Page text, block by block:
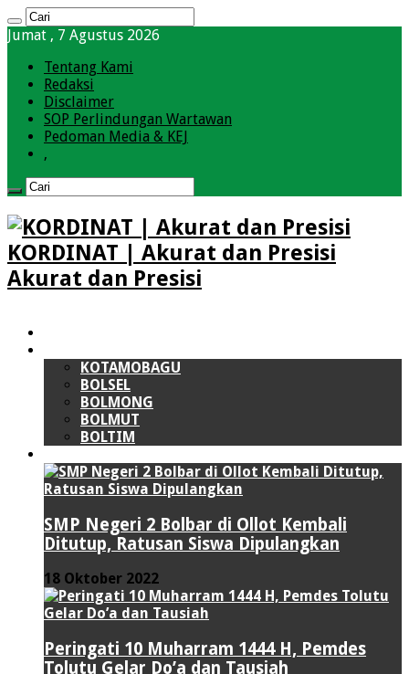
Jumat , 7 Agustus 2026
Tentang Kami
Redaksi
Disclaimer
SOP Perlindungan Wartawan
Pedoman Media & KEJ
,
KORDINAT | Akurat dan Presisi
Akurat dan Presisi
KOTAMOBAGU
BOLSEL
BOLMONG
BOLMUT
BOLTIM
SMP Negeri 2 Bolbar di Ollot Kembali
Ditutup, Ratusan Siswa Dipulangkan
18 Oktober 2022
Peringati 10 Muharram 1444 H, Pemdes
Tolutu Gelar Do’a dan Tausiah